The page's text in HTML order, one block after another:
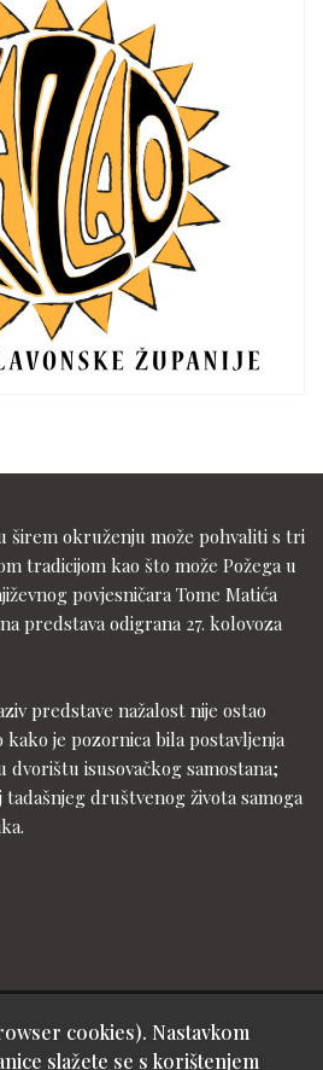
širem okruženju može pohvaliti s tri
tradicijom kao što može Požega u
povjesničara Tome Matića
predstava odigrana 27. kolovoza
predstave nažalost nije ostao
kako je pozornica bila postavljenja
isusovačkog samostana;
društvenog života samoga
Požega - design & hosting by:
cookies). Nastavkom
slažete se s korištenjem